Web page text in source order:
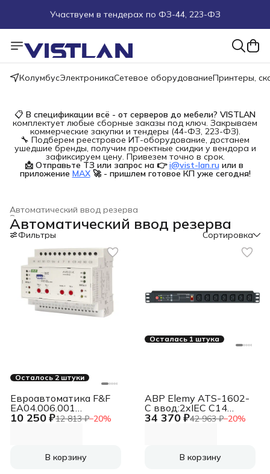
Поможем подобрать оборудование под ТЗ
Пуско-наладочные работы
Более 100 000 позиций в наличии и под заказ
КолумбусЭлектроникаСетевое оборудованиеПринтеры,
📋 В спецификации всё - от серверов до мебели? VISTLAN
комплектует любые сборные заказы под ключ. Закрываем
коммерческие закупки и тендеры (44-ФЗ, 223-ФЗ).
🔧 Подберем реестровое ИТ-оборудование, достанем
ушедшие бренды, получим проектные скидки у вендора и
зафиксируем цену. Привезем точно в срок.
📩 Отправьте ТЗ или запрос на 👉 i@vist-lan.ru или в
приложение MAX 🚀 - пришлем готовое КП уже сегодня!
Автоматический ввод резерва
Электроустановочные изделия
Строительство и ремонт ›
Главная ›
Автоматический ввод резерва
Фильтры Сортировка
Осталось 2 штуки
10 250 ₽12 813 ₽−20%
Евроавтоматика F&F
EA04.006.001
Устройство
нагрузка 35мм
3х400В+N 2х16А 2P
В корзину
Осталась 1 штука
34 370 ₽42 963 ₽−20%
АВР Elemy ATS-1602-
C ввод:2xIEC C14
выход:7xС138A
В корзину